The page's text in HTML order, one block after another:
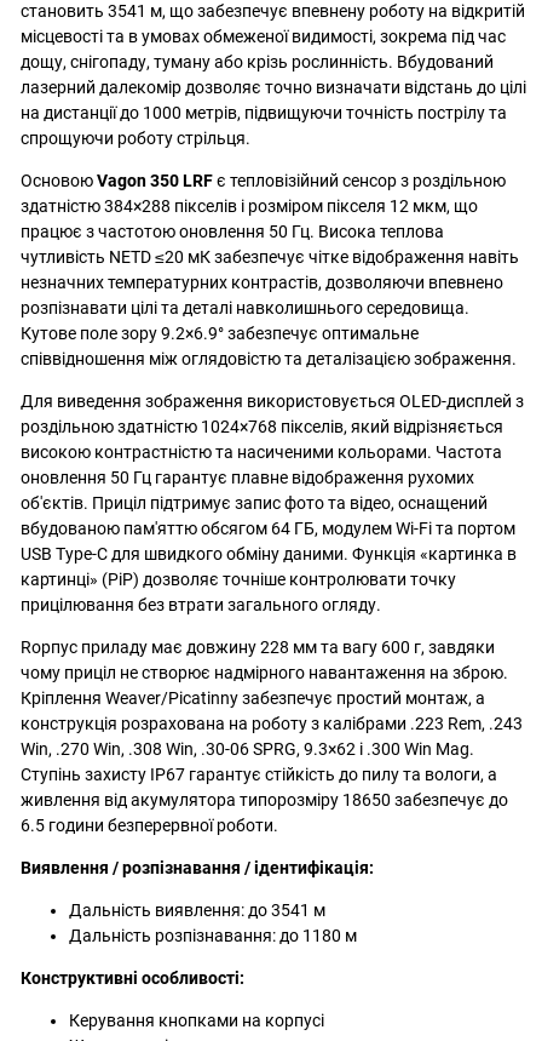
становить 3541 м, що забезпечує впевнену роботу на відкритій
місцевості та в умовах обмеженої видимості, зокрема під час
дощу, снігопаду, туману або крізь рослинність. Вбудований
лазерний далекомір дозволяє точно визначати відстань до цілі
на дистанції до 1000 метрів, підвищуючи точність пострілу та
спрощуючи роботу стрільця.
ОсновоюVagon 350 LRFє тепловізійний сенсор з роздільною
здатністю 384×288 пікселів і розміром пікселя 12 мкм, що
працює з частотою оновлення 50 Гц. Висока теплова
чутливість NETD ≤20 мК забезпечує чітке відображення навіть
незначних температурних контрастів, дозволяючи впевнено
розпізнавати цілі та деталі навколишнього середовища.
Кутове поле зору 9.2×6.9° забезпечує оптимальне
співвідношення між оглядовістю та деталізацією зображення.
Для виведення зображення використовується OLED-дисплей з
роздільною здатністю 1024×768 пікселів, який відрізняється
високою контрастністю та насиченими кольорами. Частота
оновлення 50 Гц гарантує плавне відображення рухомих
об'єктів. Приціл підтримує запис фото та відео, оснащений
вбудованою пам'яттю обсягом 64 ГБ, модулем Wi-Fi та портом
USB Type-C для швидкого обміну даними. Функція «картинка в
картинці» (PiP) дозволяє точніше контролювати точку
прицілювання без втрати загального огляду.
Rорпус приладу має довжину 228 мм та вагу 600 г, завдяки
чому приціл не створює надмірного навантаження на зброю.
Кріплення Weaver/Picatinny забезпечує простий монтаж, а
конструкція розрахована на роботу з калібрами .223 Rem, .243
Win, .270 Win, .308 Win, .30-06 SPRG, 9.3×62 і .300 Win Mag.
Ступінь захисту IP67 гарантує стійкість до пилу та вологи, а
живлення від акумулятора типорозміру 18650 забезпечує до
6.5 години безперервної роботи.
Виявлення / розпізнавання / ідентифікація:
Дальність виявлення: до 3541 м
Дальність розпізнавання: до 1180 м
Конструктивні особливості:
Керування кнопками на корпусі